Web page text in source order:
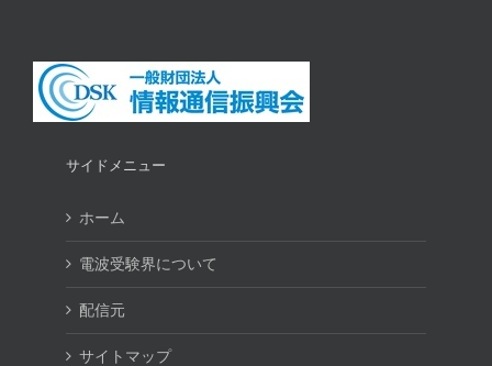
サイドメニュー
ホーム
電波受験界について
配信元
サイトマップ